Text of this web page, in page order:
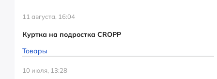
11 августа, 16:04
Куртка на подростка CROPP
Товары
10 июля, 13:28